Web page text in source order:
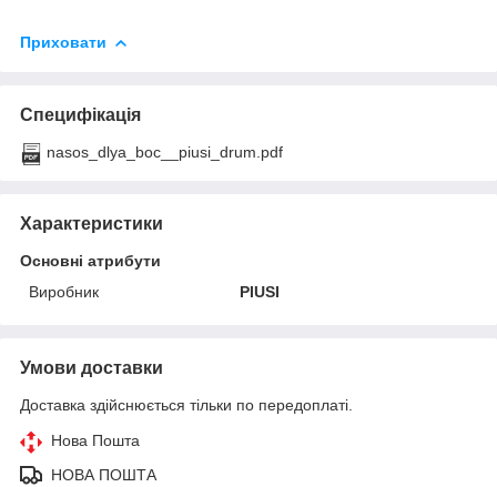
Приховати
Специфікація
nasos_dlya_boc__piusi_drum.pdf
Характеристики
Основні атрибути
Виробник
PIUSI
Умови доставки
Доставка здійснюється тільки по передоплаті.
Нова Пошта
НОВА ПОШТА